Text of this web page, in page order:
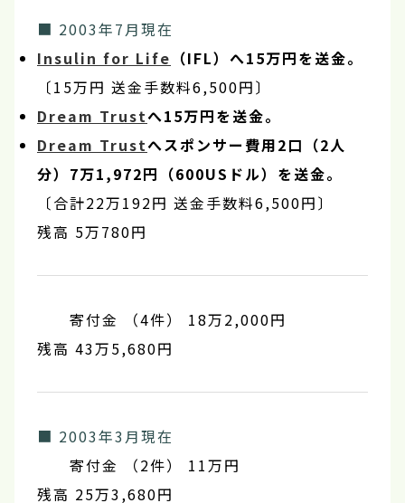
■ 2003年7月現在
Insulin for Life （IFL）へ15万円を送金。
〔15万円 送金手数料6,500円〕
Dream Trustへ15万円を送金。
Dream Trustへスポンサー費用2口（2人
分）7万1,972円（600USドル）を送金。
〔合計22万192円 送金手数料6,500円〕
残高 5万780円
寄付金 （4件） 18万2,000円
残高 43万5,680円
■ 2003年3月現在
寄付金 （2件） 11万円
残高 25万3,680円